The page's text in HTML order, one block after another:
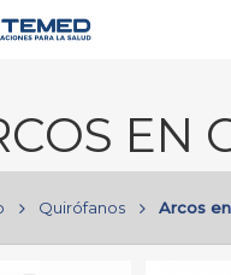
to search or ESC to
EN
Quirófanos Arcos